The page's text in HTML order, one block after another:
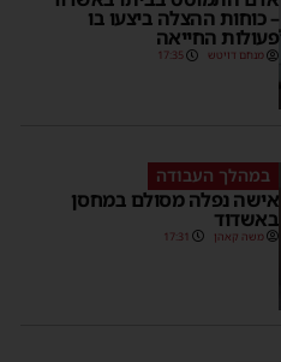
– כוחות ההצלה ביצעו בו
פעולות החייאה
מנחם דויטש 17:35
במהלך העבודה
אישה נפלה מסולם במחסן
באשדוד
משה קאהן 17:31